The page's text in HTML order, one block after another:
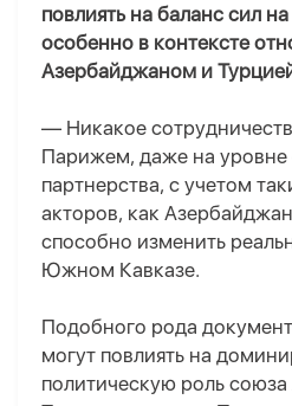
повлиять на баланс сил
особенно в контексте
Азербайджаном и
— Никакое
Парижем, даже на уровне
партнерства, с учетом
акторов, как
способно изменить
Южном Кавказе.
Подобного рода
могут повлиять на
политическую роль